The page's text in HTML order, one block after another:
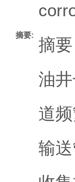
摘要:
摘
油
道
输